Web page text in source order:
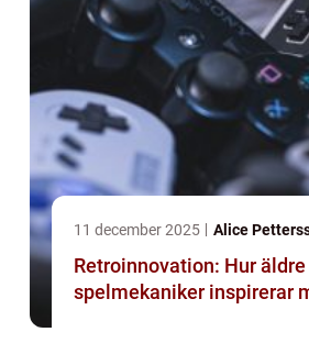
11 december 2025 Alice
Retroinnovation: Hur äldre
spelmekaniker inspirerar